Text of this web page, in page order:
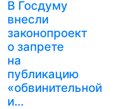
В Госдуму
внесли
законопроект
о запрете
на
публикацию
«обвинительной
и…